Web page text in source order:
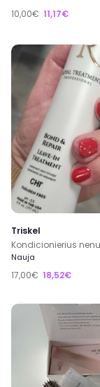
10,00€ 11,17€
Triskel
Nauja
17,00€ 18,52€